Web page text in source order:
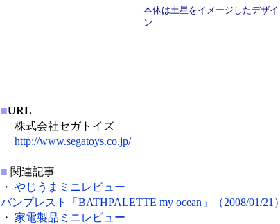
本体は土星をイメージしたデザイ
ン
■URL
株式会社セガトイズ
http://www.segatoys.co.jp/
■ 関連記事
・ やじうまミニレビュー
バンプレスト「BATHPALETTE my ocean」（2008/01/21）
・ 家電製品ミニレビュー